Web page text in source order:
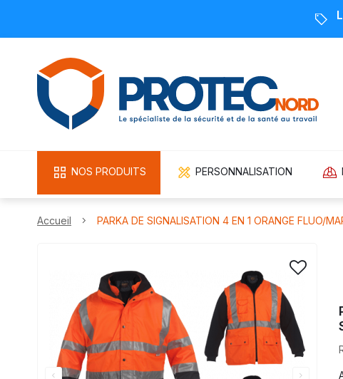
NOS PRODUITS PERSONNALISATION
Accueil PARKA DE SIGNALISATION 4 EN 1 ORANGE FLUO/